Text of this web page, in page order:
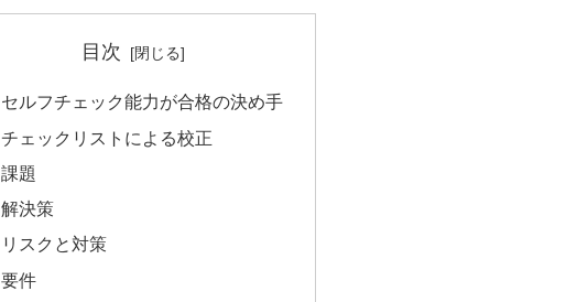
目次
セルフチェック能力が合格の決め手
チェックリストによる校正
課題
解決策
リスクと対策
要件